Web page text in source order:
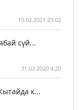
10.02.2021 23:02
сүй...
31.03.2020 4:20
к...